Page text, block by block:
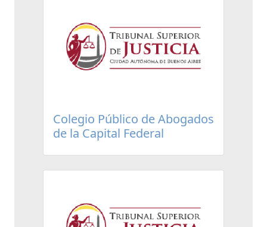
Colegio Público de Abogados
de la Capital Federal